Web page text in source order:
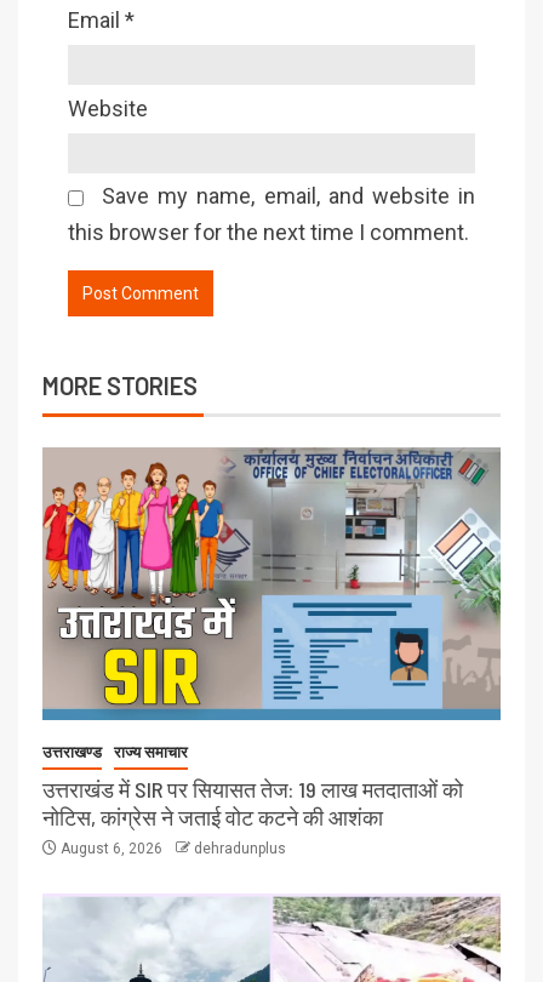
Email *
Website
Save my name, email, and website in
this browser for the next time I comment.
MORE STORIES
उत्तराखण्ड राज्य समाचार
उत्तराखंड में SIR पर सियासत तेज: 19 लाख मतदाताओं को
नोटिस, कांग्रेस ने जताई वोट कटने की आशंका
August 6, 2026 dehradunplus